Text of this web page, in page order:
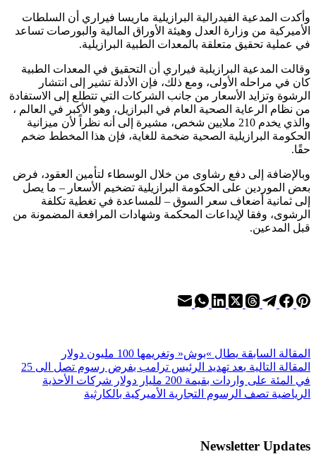
وأكدت المدعية الفيدرالية البرازيلية ماريسا فيراري أن السلطات
الأميركية من وزارة العدل وهيئة الأوراق المالية والبورصات تساعد
في عملية تحقيق متعلقة بالمعدات الطبية البرازيلية.
وقالت المدعية البرازيلية فيراري أن التحقيق في المعدات الطبية
كان في مراحله الأولى، ومع ذلك، فإن الأدلة تشير إلى انتشار
الرشوة وتزايد الأسعار من جانب الشركات التي تتطلع إلى الاستفادة
من نظام الرعاية الصحية العام في البرازيل، وهو الأكبر في العالم ،
والذي يخدم 210 ملايين شخص، مشيرة إلى أنه نظراً لأن ميزانية
الحكومة البرازيلية الصحية ضخمة للغاية، فإن هذا المخطط ضخم
حقًا.
وبالإضافة إلى دفع رشاوى من خلال الوسطاء لتأمين العقود، فرض
بعض الموردين على الحكومة البرازيلية تضخيم الأسعار – ما يصل
إلى ثمانية أضعاف سعر السوق – للمساعدة في تغطية تكلفة
الرشوى، وفقا لإيداعات المحكمة وشهادات المرافعة المضمونة من
قبل المدعين.
المقالة السابقة يطال »بوش« وتغريمها 100 مليون دولار
المقالة التالية
بعد تهديد الرئيس ترامب بفرض رسوم تصل الى 25
في المئة على واردات بقيمة 200 مليار دولار شركات الأحذية
الرياضية تصف الرسوم التجارية الأميركية بالكارثية
Newsletter Updates